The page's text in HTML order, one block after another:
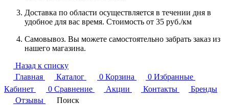
Доставка по области осуществляется в течении дня в
удобное для вас время. Стоимость от 35 руб./км
Самовывоз. Вы можете самостоятельно забрать заказ из
нашего магазина.
Назад к списку
Главная
Каталог 0 Корзина 0 Избранные
Кабинет
0 Сравнение Акции Контакты
Бренды
Отзывы
Поиск